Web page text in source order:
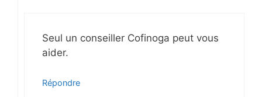
Seul un conseiller Cofinoga peut vous
aider.
Répondre